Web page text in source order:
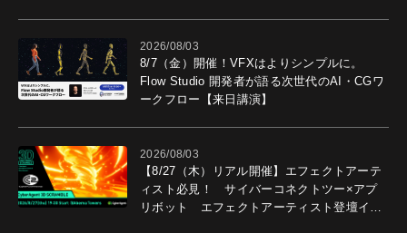
2026/08/03
8/7（金）開催！VFXはよりシンプルに。
Flow Studio 開発者が語る次世代のAI・CGワ
ークフロー【来日講演】
2026/08/03
【8/27（木）リアル開催】エフェクトアーテ
ィスト必見！ サイバーコネクトツー×アプ
リボット エフェクトアーティスト登壇イベ